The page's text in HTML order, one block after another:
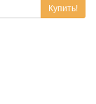
Купить!